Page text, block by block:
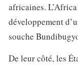
africaines.
développement
souche
De leur côté, les